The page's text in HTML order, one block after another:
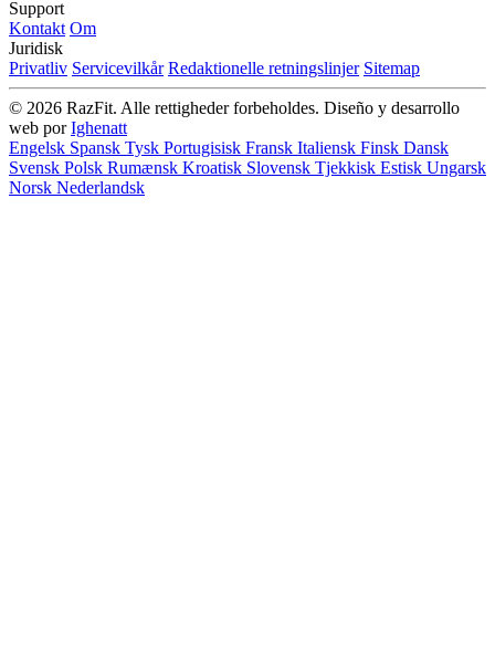
Support
Kontakt Om
Juridisk
Privatliv Servicevilkår Redaktionelle retningslinjer Sitemap
© 2026 RazFit. Alle rettigheder forbeholdes. Diseño y desarrollo
web porIghenatt
Engelsk Spansk Tysk Portugisisk Fransk Italiensk Finsk Dansk
Svensk Polsk Rumænsk Kroatisk Slovensk Tjekkisk Estisk Ungarsk
Norsk Nederlandsk